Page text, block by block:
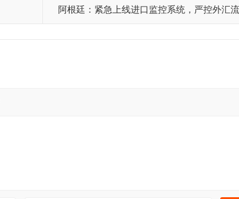
阿根廷：紧急上线进口监控系统，严控外汇